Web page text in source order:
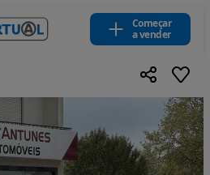
Começar
a vender